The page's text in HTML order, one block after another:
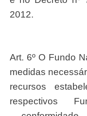
2012.
Art. 6º O Fundo Nacional de Saúde adotará as
medidas
recursos
respectivos